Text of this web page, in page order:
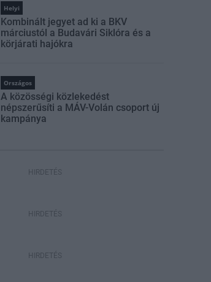
Helyi
Kombinált jegyet ad ki a BKV
márciustól a Budavári Siklóra és a
körjárati hajókra
Országos
A közösségi közlekedést
népszerűsíti a MÁV-Volán csoport új
kampánya
HIRDETÉS
HIRDETÉS
HIRDETÉS